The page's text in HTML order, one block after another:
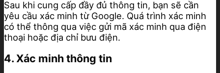
Sau khi cung cấp đầy đủ thông tin, bạn sẽ cần
yêu cầu xác minh từ Google. Quá trình xác minh
có thể thông qua việc gửi mã xác minh qua điện
thoại hoặc địa chỉ bưu điện.
4. Xác minh thông tin